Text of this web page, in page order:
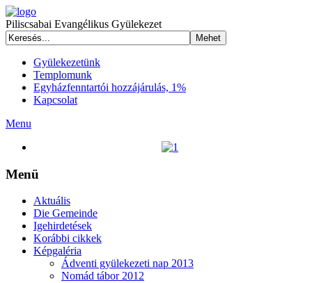
Piliscsabai Evangélikus Gyülekezet
Gyülekezetünk
Templomunk
Egyházfenntartói hozzájárulás, 1%
Kapcsolat
Menu
Menü
Aktuális
Die Gemeinde
Igehirdetések
Korábbi cikkek
Képgaléria
Ádventi gyülekezeti nap 2013
Nomád tábor 2012